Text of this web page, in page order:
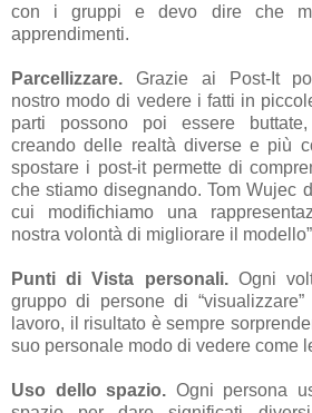
con i gruppi e devo dire che
apprendimenti.
Parcellizzare. Grazie ai Post-It
nostro modo di vedere i fatti in
parti possono poi essere buttate,
creando delle realtà diverse e più
spostare i post-it permette di
che stiamo disegnando. Tom Wujec
cui modifichiamo una
nostra volontà di migliorare il
Punti di Vista personali.Ogni
gruppo di persone di
lavoro, il risultato è sempre
suo personale modo di vedere come
Uso dello spazio. Ogni persona